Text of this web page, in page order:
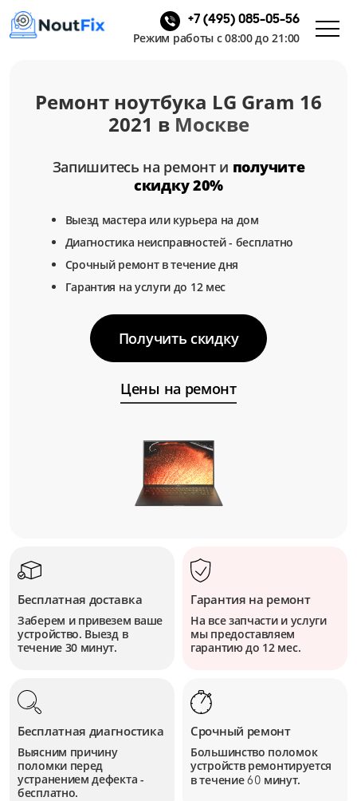
+7 (495) 085-05-56
Режим работы с 08:00 до 21:00
Ремонт ноутбука LG Gram 16
2021 в Москве
Запишитесь на ремонт и получите
скидку 20%
Выезд мастера или курьера на дом
Диагностика неисправностей - бесплатно
Срочный ремонт в течение дня
Гарантия на услуги до 12 мес
Получить скидку
Цены на ремонт
Бесплатная доставка
Заберем и привезем ваше
устройство. Выезд в
течение 30 минут.
Гарантия на ремонт
На все запчасти и услуги
мы предоставляем
гарантию до 12 мес.
Бесплатная диагностика
Выясним причину
поломки перед
устранением дефекта -
бесплатно.
Срочный ремонт
Большинство поломок
устройств ремонтируется
в течение60 минут.